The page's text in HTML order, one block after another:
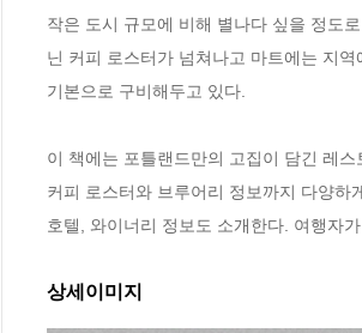
작은 도시 규모에 비해 별나다 싶을 정도
닌 커피 로스터가 넘쳐나고 마트에는 지
기본으로 구비해두고 있다.
이 책에는 포틀랜드만의 고집이 담긴 레
커피 로스터와 브루어리 정보까지 다양
호텔, 와이너리 정보도 소개한다. 여행자
상세이미지